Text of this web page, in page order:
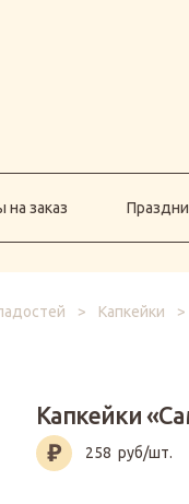
на заказ
> Капкейки >
Капкейки
258 руб/шт.